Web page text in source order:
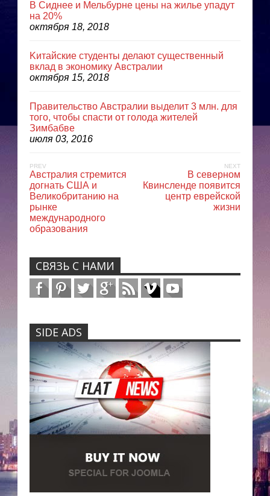
В Сиднее и Мельбурне цены на жилье упадут
на 20%
октября 18, 2018
Kитайские студенты делают существенный
вклад в экономику Австралии
октября 15, 2018
Правительство Австралии выделит 3 млн. для
того, чтобы спасти от голода жителей
Зимбабве
июля 03, 2016
PREV
Австралия стремится
догнать США и
Великобританию на
рынке
международного
образования
NEXT
В северном
Квинсленде появится
центр еврейской
жизни
СВЯЗЬ С НАМИ
SIDE ADS